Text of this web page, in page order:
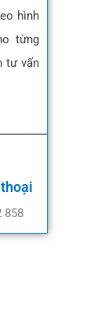
hình
từng
tư vấn
858